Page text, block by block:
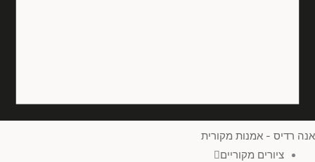
אנה רדיס - אמנות מקורית
ציורים מקוריים